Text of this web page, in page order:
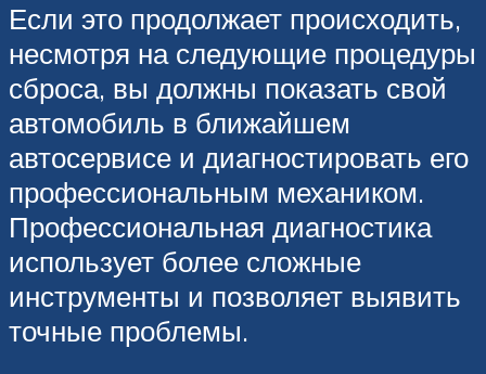
Если это продолжает происходить,
несмотря на следующие процедуры
сброса, вы должны показать свой
автомобиль в ближайшем
автосервисе и диагностировать его
профессиональным механиком.
Профессиональная диагностика
использует более сложные
инструменты и позволяет выявить
точные проблемы.